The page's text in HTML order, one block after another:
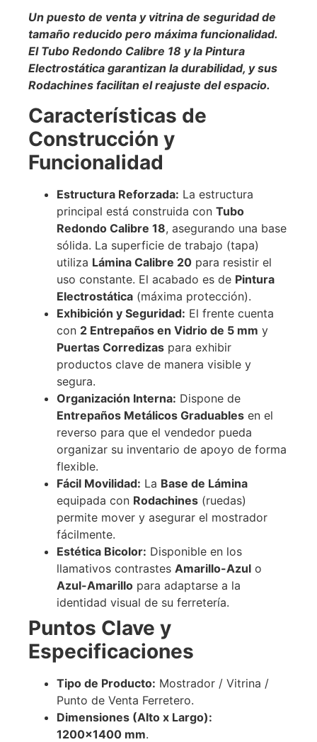
Un puesto de venta y vitrina de seguridad de
tamaño reducido pero máxima funcionalidad.
El Tubo Redondo Calibre 18 y la Pintura
Electrostática garantizan la durabilidad, y sus
Rodachines facilitan el reajuste del espacio.
Características de
Construcción y
Funcionalidad
Estructura Reforzada: La estructura
principal está construida con Tubo
Redondo Calibre 18, asegurando una base
sólida. La superficie de trabajo (tapa)
utiliza Lámina Calibre 20 para resistir el
uso constante. El acabado es de Pintura
Electrostática (máxima protección).
Exhibición y Seguridad: El frente cuenta
con 2 Entrepaños en Vidrio de 5 mm y
Puertas Corredizas para exhibir
productos clave de manera visible y
segura.
Organización Interna: Dispone de
Entrepaños Metálicos Graduables en el
reverso para que el vendedor pueda
organizar su inventario de apoyo de forma
flexible.
Fácil Movilidad: La Base de Lámina
equipada con Rodachines (ruedas)
permite mover y asegurar el mostrador
fácilmente.
Estética Bicolor: Disponible en los
llamativos contrastes Amarillo-Azul o
Azul-Amarillo para adaptarse a la
identidad visual de su ferretería.
Puntos Clave y
Especificaciones
Tipo de Producto: Mostrador / Vitrina /
Punto de Venta Ferretero.
Dimensiones (Alto x Largo):
1200×1400 mm.